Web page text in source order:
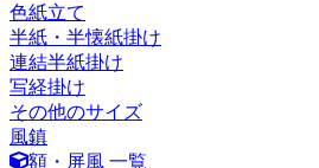
色紙立て
半紙・半懐紙掛け
連結半紙掛け
写経掛け
その他のサイズ
風鎮
額・屏風 一覧